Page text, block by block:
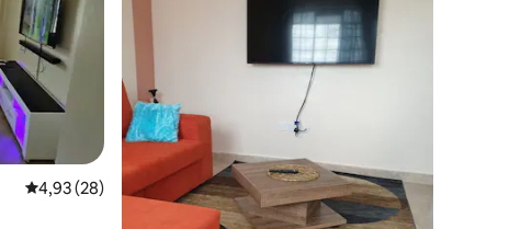
Gemiddelde beoordeling van 4,93 uit 5, 28 recensies
4,93 (28)